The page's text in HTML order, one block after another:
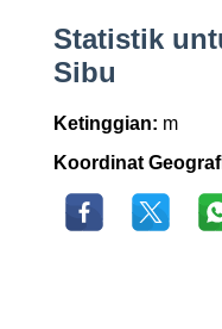
Statistik
Sibu
Ketinggian: m
Koordinat